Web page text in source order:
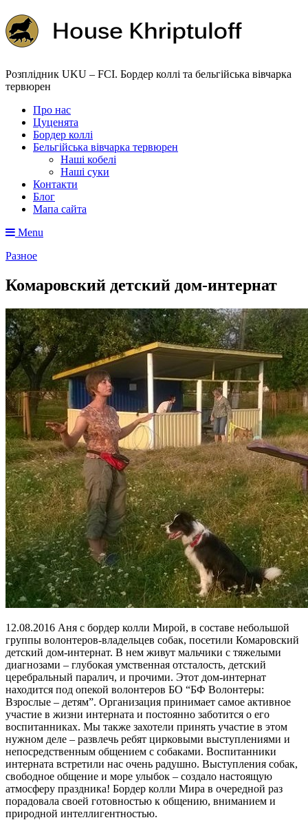
Розплідник UKU – FCI. Бордер коллі та бельгійська вівчарка
тервюрен
Про нас
Цуценята
Бордер коллі
Бельгійська вівчарка тервюрен
Наші кобелі
Наші суки
Контакти
Блог
Мапа сайта
Menu
Разное
Комаровский детский дом-интернат
12.08.2016 Аня с бордер колли Мирой, в составе небольшой
группы волонтеров-владельцев собак, посетили Комаровский
детский дом-интернат. В нем живут мальчики с тяжелыми
диагнозами – глубокая умственная отсталость, детский
церебральный паралич, и прочими. Этот дом-интернат
находится под опекой волонтеров БО “БФ Волонтеры:
Взрослые – детям”. Организация принимает самое активное
участие в жизни интерната и постоянно заботится о его
воспитанниках. Мы также захотели принять участие в этом
нужном деле – развлечь ребят цирковыми выступлениями и
непосредственным общением с собаками. Воспитанники
интерната встретили нас очень радушно. Выступления собак,
свободное общение и море улыбок – создало настоящую
атмосферу праздника! Бордер колли Мира в очередной раз
порадовала своей готовностью к общению, вниманием и
природной интеллигентностью.